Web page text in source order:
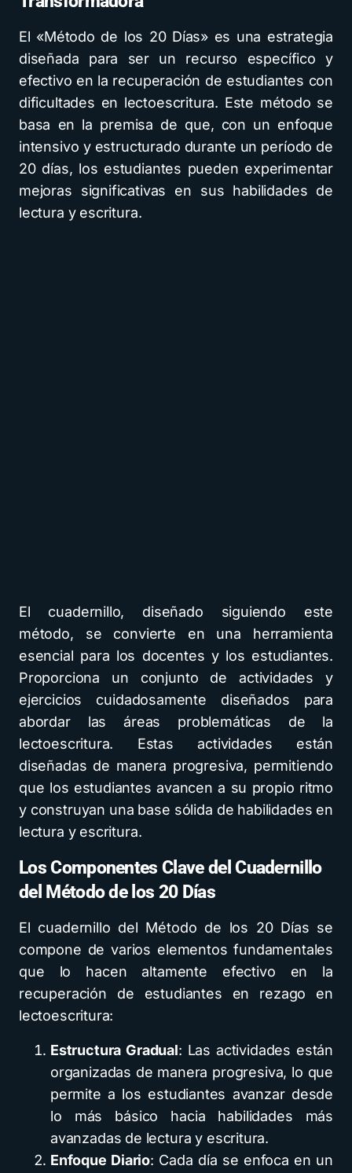
El «Método de los 20 Días» es una estrategia
diseñada para ser un recurso específico y
efectivo en la recuperación de estudiantes con
dificultades en lectoescritura. Este método se
basa en la premisa de que, con un enfoque
intensivo y estructurado durante un período de
20 días, los estudiantes pueden experimentar
mejoras significativas en sus habilidades de
lectura y escritura.
El cuadernillo, diseñado siguiendo este
método, se convierte en una herramienta
esencial para los docentes y los estudiantes.
Proporciona un conjunto de actividades y
ejercicios cuidadosamente diseñados para
abordar las áreas problemáticas de la
lectoescritura. Estas actividades están
diseñadas de manera progresiva, permitiendo
que los estudiantes avancen a su propio ritmo
y construyan una base sólida de habilidades en
lectura y escritura.
Los Componentes Clave del Cuadernillo
del Método de los 20 Días
El cuadernillo del Método de los 20 Días se
compone de varios elementos fundamentales
que lo hacen altamente efectivo en la
recuperación de estudiantes en rezago en
lectoescritura:
Estructura Gradual: Las actividades están
organizadas de manera progresiva, lo que
permite a los estudiantes avanzar desde
lo más básico hacia habilidades más
avanzadas de lectura y escritura.
Enfoque Diario: Cada día se enfoca en un